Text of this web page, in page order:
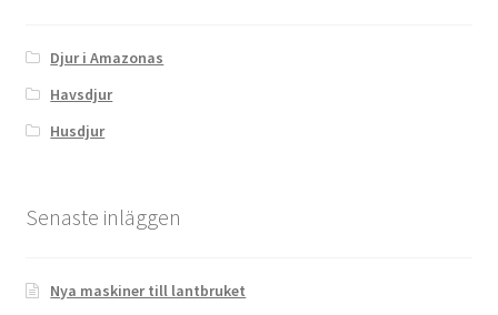
Djur i Amazonas
Havsdjur
Husdjur
Senaste inläggen
Nya maskiner till lantbruket